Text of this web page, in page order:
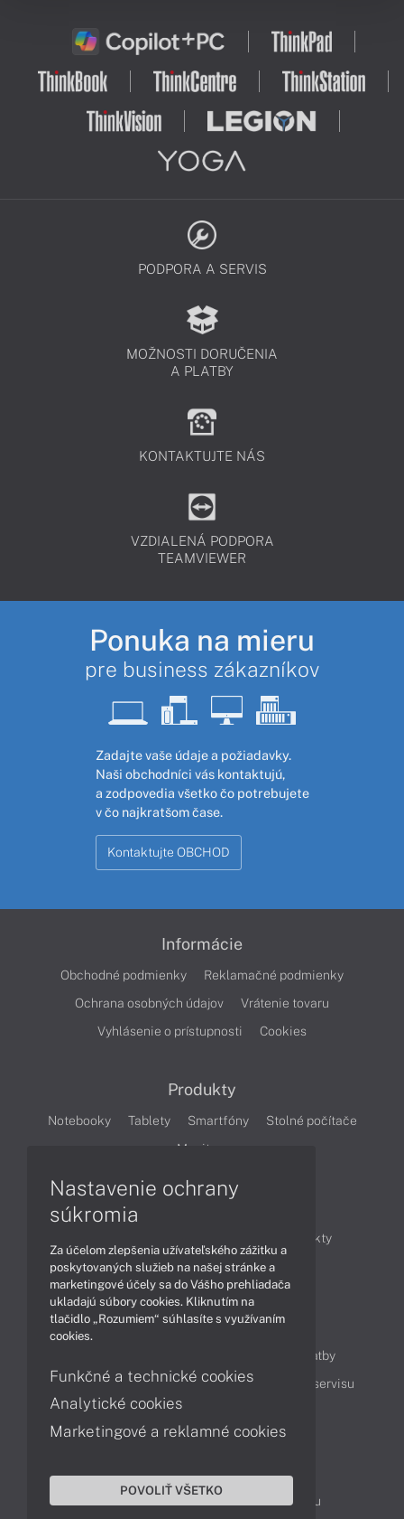
PODPORA A SERVIS
MOŽNOSTI DORUČENIA
A PLATBY
KONTAKTUJTE NÁS
VZDIALENÁ PODPORA
TEAMVIEWER
Ponuka na mieru
pre business zákazníkov
Zadajte vaše údaje a požiadavky.
Naši obchodníci vás kontaktujú,
a zodpovedia všetko čo potrebujete
v čo najkratšom čase.
Kontaktujte OBCHOD
Informácie
Obchodné podmienky
Reklamačné podmienky
Ochrana osobných údajov
Vrátenie tovaru
Vyhlásenie o prístupnosti
Cookies
Produkty
Notebooky Tablety Smartfóny
Stolné počítače
Monitory
Produkty
Technológie
Videá
Obsah
Možnosti doručenia a platby
Podpora a servis
Servisné služby Cenník servisu
Kontakty
043 4224 771
Obchodné oddelenie
Reklamácia tovaru
Nastavenie ochrany
súkromia
Za účelom zlepšenia užívateľského zážitku a
poskytovaných služieb na našej stránke a
marketingové účely sa do Vášho prehliadača
ukladajú súbory cookies. Kliknutím na
tlačidlo „Rozumiem“ súhlasíte s využívaním
cookies.
Funkčné a technické cookies
Analytické cookies
Marketingové a reklamné cookies
POVOLIŤ VŠETKO